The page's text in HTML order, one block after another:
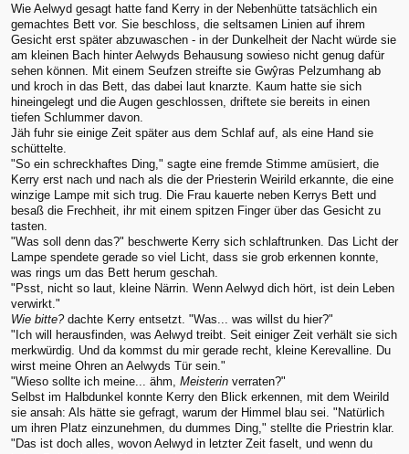
Wie Aelwyd gesagt hatte fand Kerry in der Nebenhütte tatsächlich ein
gemachtes Bett vor. Sie beschloss, die seltsamen Linien auf ihrem
Gesicht erst später abzuwaschen - in der Dunkelheit der Nacht würde sie
am kleinen Bach hinter Aelwyds Behausung sowieso nicht genug dafür
sehen können. Mit einem Seufzen streifte sie Gwŷras Pelzumhang ab
und kroch in das Bett, das dabei laut knarzte. Kaum hatte sie sich
hineingelegt und die Augen geschlossen, driftete sie bereits in einen
tiefen Schlummer davon.
Jäh fuhr sie einige Zeit später aus dem Schlaf auf, als eine Hand sie
schüttelte.
"So ein schreckhaftes Ding," sagte eine fremde Stimme amüsiert, die
Kerry erst nach und nach als die der Priesterin Weirild erkannte, die eine
winzige Lampe mit sich trug. Die Frau kauerte neben Kerrys Bett und
besaß die Frechheit, ihr mit einem spitzen Finger über das Gesicht zu
tasten.
"Was soll denn das?" beschwerte Kerry sich schlaftrunken. Das Licht der
Lampe spendete gerade so viel Licht, dass sie grob erkennen konnte,
was rings um das Bett herum geschah.
"Psst, nicht so laut, kleine Närrin. Wenn Aelwyd dich hört, ist dein Leben
verwirkt."
Wie bitte?dachte Kerry entsetzt. "Was... was willst du hier?"
"Ich will herausfinden, was Aelwyd treibt. Seit einiger Zeit verhält sie sich
merkwürdig. Und da kommst du mir gerade recht, kleine Kerevalline. Du
wirst meine Ohren an Aelwyds Tür sein."
"Wieso sollte ich meine... ähm, Meisterin verraten?"
Selbst im Halbdunkel konnte Kerry den Blick erkennen, mit dem Weirild
sie ansah: Als hätte sie gefragt, warum der Himmel blau sei. "Natürlich
um ihren Platz einzunehmen, du dummes Ding," stellte die Priestrin klar.
"Das ist doch alles, wovon Aelwyd in letzter Zeit faselt, und wenn du